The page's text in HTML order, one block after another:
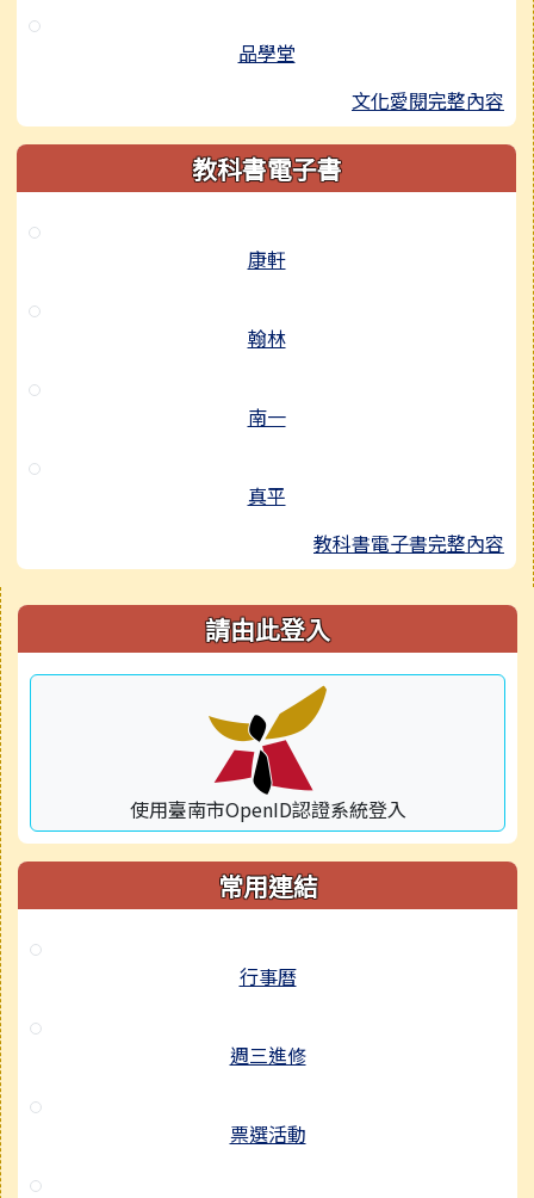
品學堂
文化愛閱完整內容
教科書電子書
康軒
翰林
南一
真平
教科書電子書完整內容
右邊區域內容 請由此登入
使用臺南市OpenID認證系統登入
常用連結
行事曆
週三進修
票選活動